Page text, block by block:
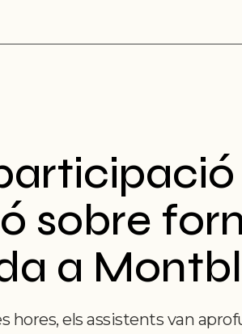
sobre
a
hores, els assistents van